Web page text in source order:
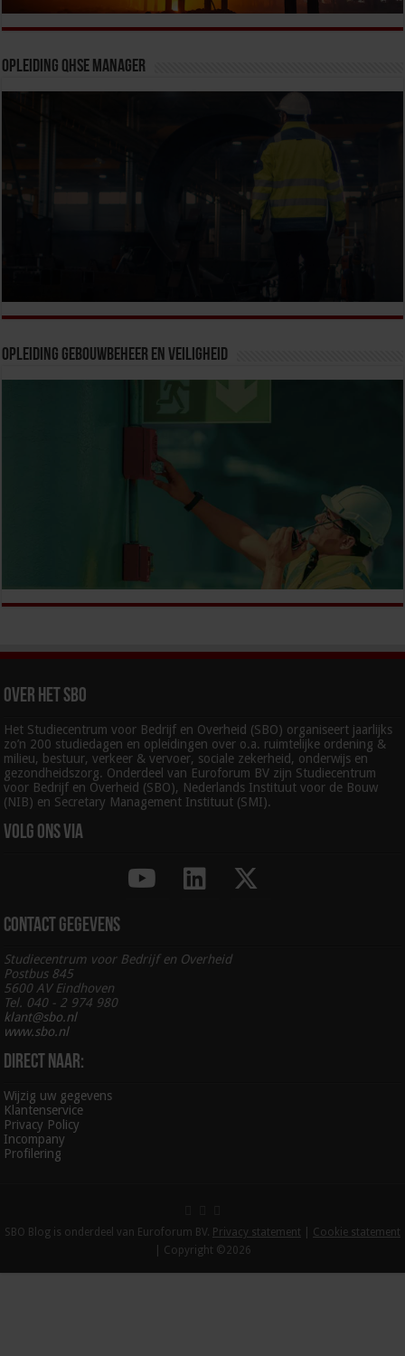
Opleiding QHSE Manager
Opleiding Gebouwbeheer en veiligheid
Over het SBO
Het Studiecentrum voor Bedrijf en Overheid (SBO) organiseert jaarlijks
zo’n 200 studiedagen en opleidingen over o.a. ruimtelijke ordening &
milieu, bestuur, verkeer & vervoer, sociale zekerheid, onderwijs en
gezondheidszorg. Onderdeel van Euroforum BV zijn Studiecentrum
voor Bedrijf en Overheid (SBO), Nederlands Instituut voor de Bouw
(NIB) en Secretary Management Instituut (SMI).
Volg ons via
Contact gegevens
Studiecentrum voor Bedrijf en Overheid
Postbus 845
5600 AV Eindhoven
Tel. 040 - 2 974 980
klant@sbo.nl
www.sbo.nl
Direct naar:
Wijzig uw gegevens
Klantenservice
Privacy Policy
Incompany
Profilering
SBO Blog is onderdeel van Euroforum BV. Privacy statement
Cookie statement
| Copyright ©2026